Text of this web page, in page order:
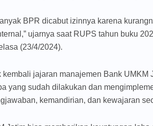
BPR dicabut izinnya karena
ujarnya saat RUPS tahun buku
(23/4/2024).
kembali jajaran manajemen Bank UMKM
yang sudah dilakukan dan
kemandirian, dan kewajaran